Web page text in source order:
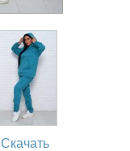
Скачать